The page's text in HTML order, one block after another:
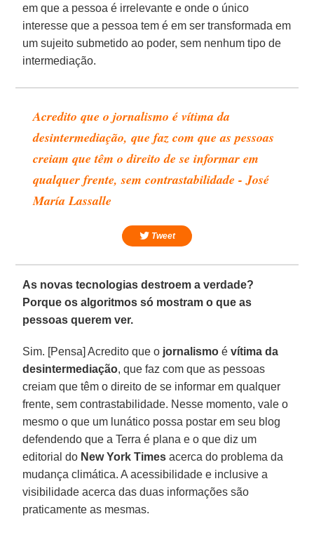
em que a pessoa é irrelevante e onde o único
interesse que a pessoa tem é em ser transformada em
um sujeito submetido ao poder, sem nenhum tipo de
intermediação.
Acredito que o jornalismo é vítima da
desintermediação, que faz com que as pessoas
creiam que têm o direito de se informar em
qualquer frente, sem contrastabilidade - José
María Lassalle
Tweet
As novas tecnologias destroem a verdade?
Porque os algoritmos só mostram o que as
pessoas querem ver.
Sim. [Pensa] Acredito que o jornalismo évítima da
desintermediação, que faz com que as pessoas
creiam que têm o direito de se informar em qualquer
frente, sem contrastabilidade. Nesse momento, vale o
mesmo o que um lunático possa postar em seu blog
defendendo que a Terra é plana e o que diz um
editorial do New York Times acerca do problema da
mudança climática. A acessibilidade e inclusive a
visibilidade acerca das duas informações são
praticamente as mesmas.